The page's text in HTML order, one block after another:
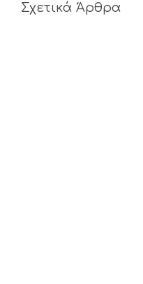
Σχετικά Άρθρα